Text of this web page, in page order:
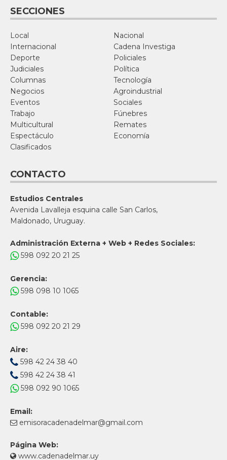
SECCIONES
Local
Nacional
Internacional
Cadena Investiga
Deporte
Policiales
Judiciales
Política
Columnas
Tecnología
Negocios
Agroindustrial
Eventos
Sociales
Trabajo
Fúnebres
Multicultural
Remates
Espectáculo
Economía
Clasificados
CONTACTO
Estudios Centrales
Avenida Lavalleja esquina calle San Carlos,
Maldonado, Uruguay.
Administración Externa + Web + Redes Sociales:
598 092 20 21 25
Gerencia:
598 098 10 1065
Contable:
598 092 20 21 29
Aire:
598 42 24 38 40
598 42 24 38 41
598 092 90 1065
Email:
emisoracadenadelmar@gmail.com
Página Web:
www.cadenadelmar.uy